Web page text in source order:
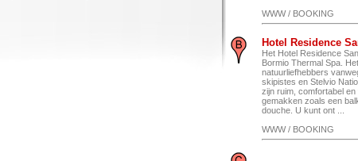
WWW / BOOKING
Hotel Residence
Het Hotel Residence
Bormio Thermal Spa.
natuurliefhebbers
skipistes en Stelvio
zijn ruim, comfortabel
gemakken zoals een
douche. U kunt ont ...
WWW / BOOKING